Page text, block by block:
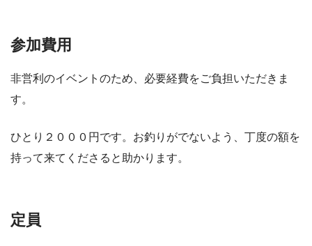
参加費用
非営利のイベントのため、必要経費をご負担いただきま
す。
ひとり２０００円です。お釣りがでないよう、丁度の額を
持って来てくださると助かります。
定員